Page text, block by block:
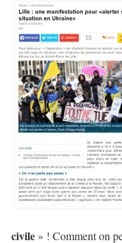
civile » ! Comment on